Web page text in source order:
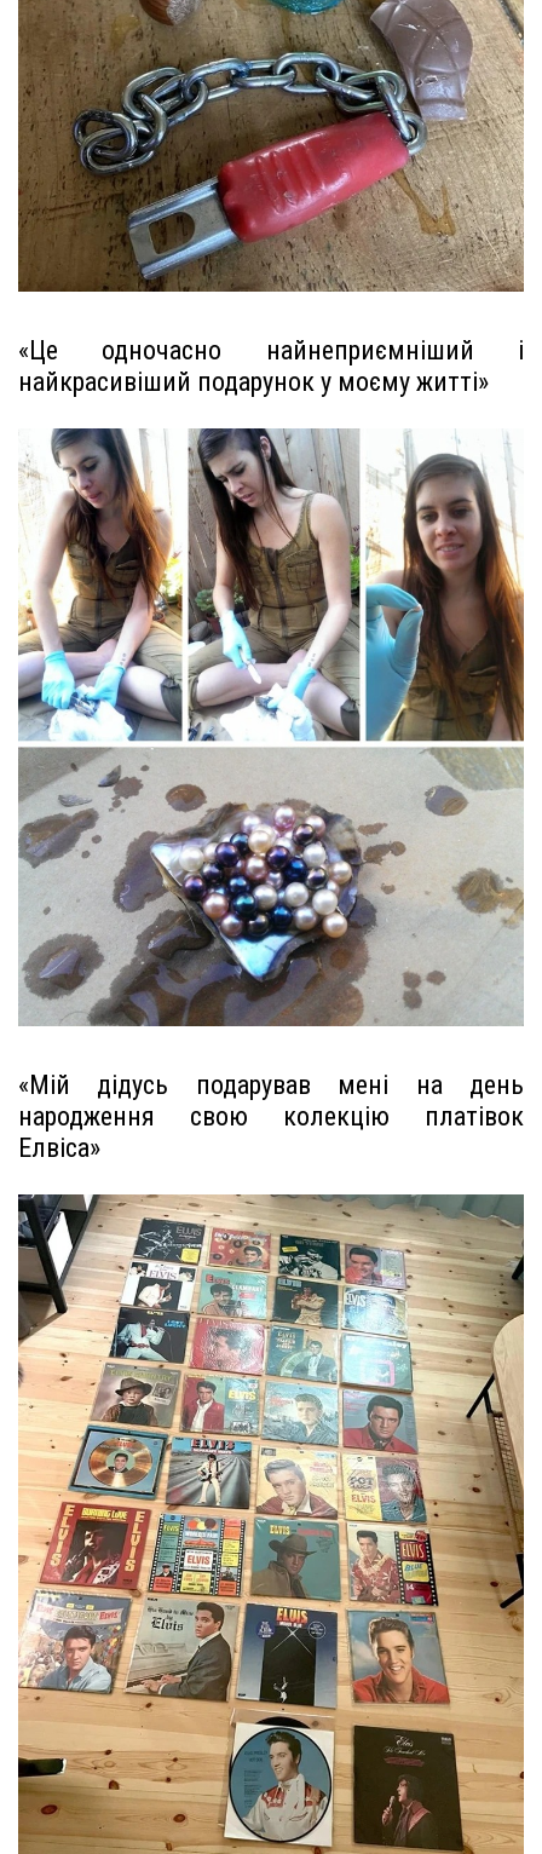
«Це одночасно найнеприємніший і
найкрасивіший подарунок у моєму житті»
«Мій дідусь подарував мені на день
народження свою колекцію платівок
Елвіса»